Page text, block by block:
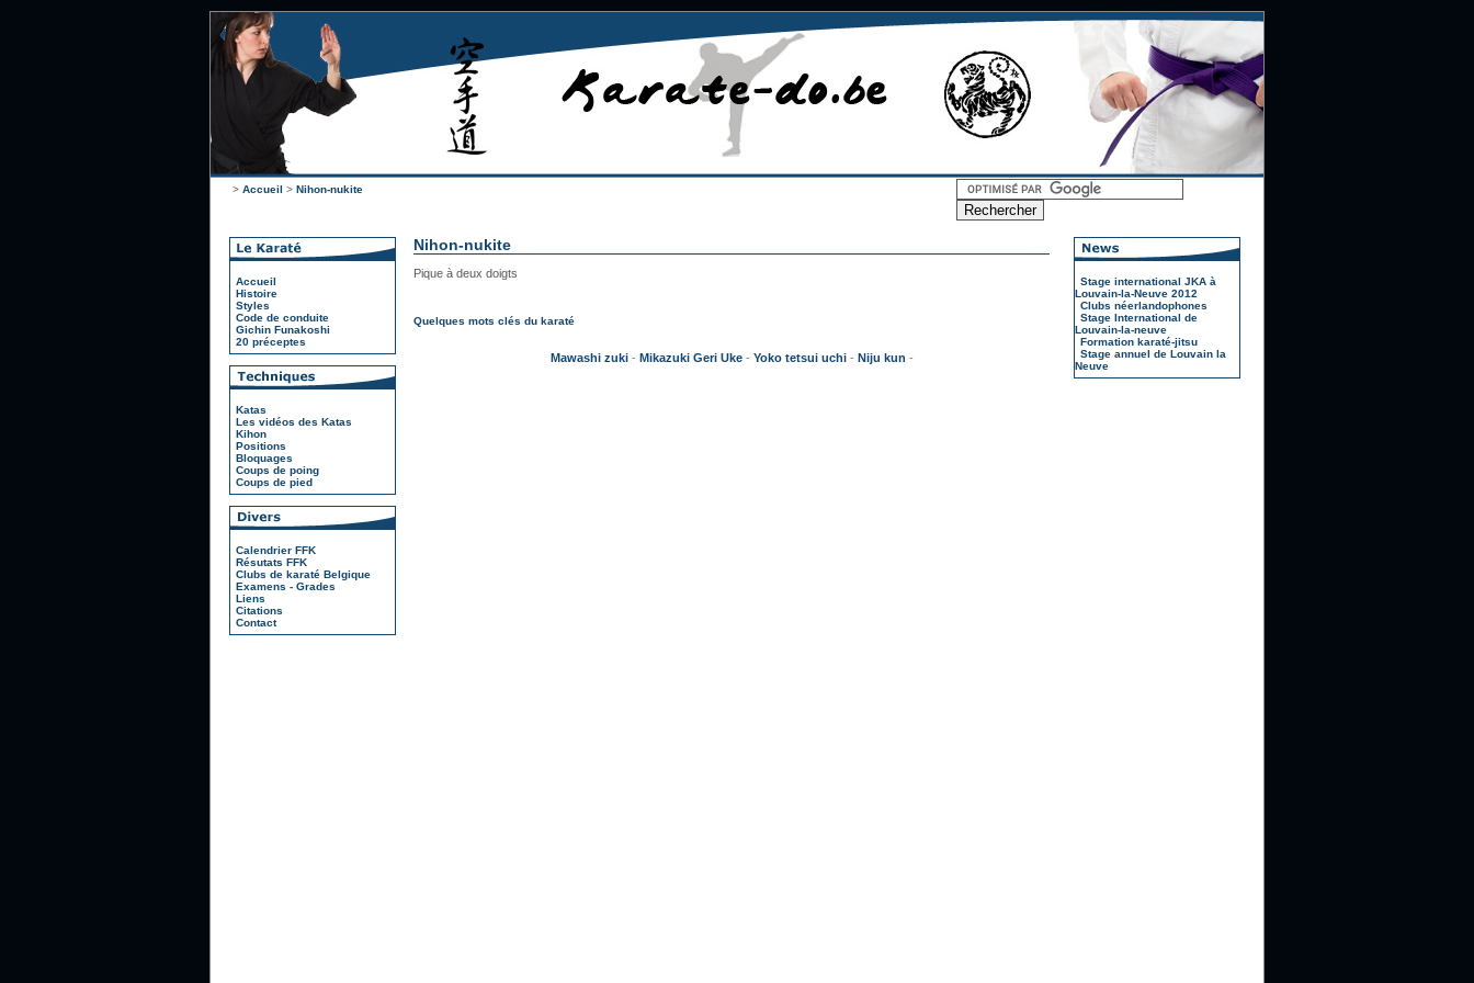
> Accueil > Nihon-nukite
Accueil
Histoire
Styles
Code de conduite
Gichin Funakoshi
20 préceptes
Katas
Les vidéos des Katas
Kihon
Positions
Bloquages
Coups de poing
Coups de pied
Calendrier FFK
Résutats FFK
Clubs de karaté Belgique
Examens - Grades
Liens
Citations
Contact
Nihon-nukite
Pique à deux doigts
Quelques mots clés du karaté
Mawashi zuki- Mikazuki Geri Uke - Yoko tetsui uchi- Niju kun -
Stage international JKA à
Louvain-la-Neuve 2012
Clubs néerlandophones
Stage International de
Louvain-la-neuve
Formation karaté-jitsu
Stage annuel de Louvain la
Neuve